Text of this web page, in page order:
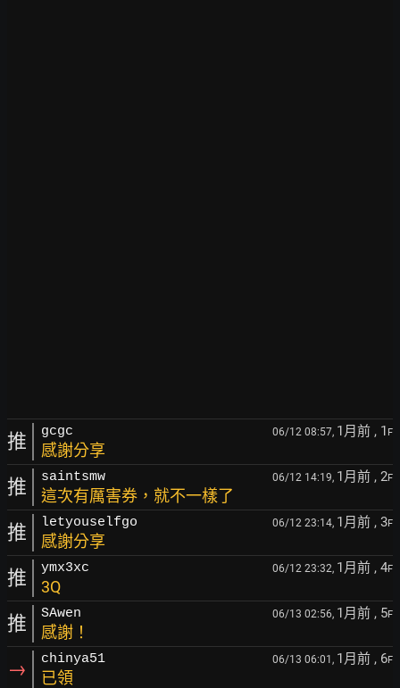
推 gcgc 06/12 08:57, 1月前 , 1 F
感謝分享
推 saintsmw 06/12 14:19, 1月前 , 2F
這次有厲害券，就不一樣了
推 letyouselfgo 06/12 23:14, 1月前 , 3F
感謝分享
推 ymx3xc 06/12 23:32, 1月前 , 4F
3Q
推 SAwen 06/13 02:56, 1月前 , 5F
感謝！
→ chinya51 06/13 06:01, 1月前 , 6F
已領